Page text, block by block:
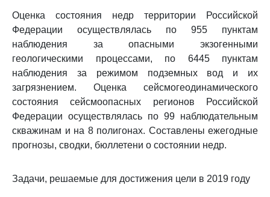
Оценка состояния недр территории Российской
Федерации осуществлялась по 955 пунктам
наблюдения за опасными экзогенными
геологическими процессами, по 6445 пунктам
наблюдения за режимом подземных вод и их
загрязнением. Оценка сейсмогеодинамического
состояния сейсмоопасных регионов Российской
Федерации осуществлялась по 99 наблюдательным
скважинам и на 8 полигонах. Составлены ежегодные
прогнозы, сводки, бюллетени о состоянии недр.
Задачи, решаемые для достижения цели в 2019 году